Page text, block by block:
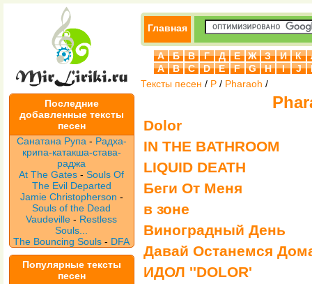
Последние
добавленные тексты
песен
Санатана Рупа - Радха-
крипа-катакша-става-
раджа
At The Gates -Souls Of
The Evil Departed
Jamie Christopherson -
Souls of the Dead
Vaudeville- Restless
Souls...
The Bouncing Souls - DFA
Популярные тексты
песен
Главная
А Б В Г Д Е Ж З И К
A
B C D E F G H I J
Тексты песен / P / Pharaoh /
Dolor
IN THE BATHROOM
LIQUID DEATH
Беги От Меня
в зоне
Виноградный День
Давай Останемся
ИДОЛ ''DOLOR'